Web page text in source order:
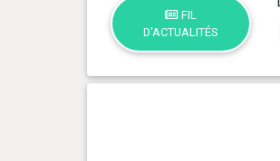
FIL
D'ACTUALITÉS